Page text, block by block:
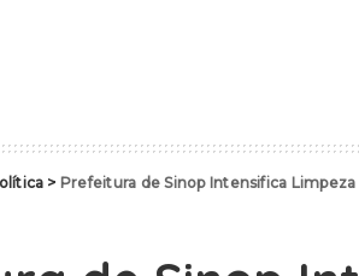
> Prefeitura de Sinop Intensifica